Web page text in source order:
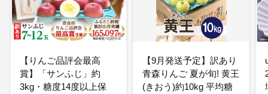
地域おこし、Ｕターン促進、関係
人口拡大、広報プロモーションな
どの事業
06
【こども・若者支援】未来を担う
こども・若者と子育て世代を応援
【りんご品評会最高
賞】「サンふじ」約
3kg・糖度14度以上保
【9月発送予定】訳あり
青森りんご 夏が旬! 黄王
(きおう)約10kg 平均糖